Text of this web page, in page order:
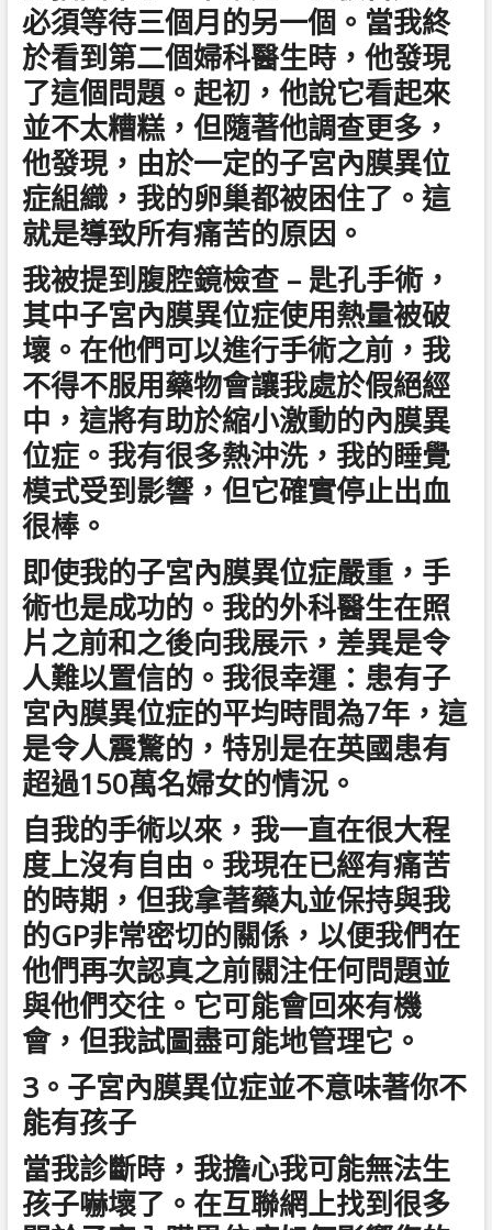
必須等待三個月的另一個。當我終
於看到第二個婦科醫生時，他發現
了這個問題。起初，他說它看起來
並不太糟糕，但隨著他調查更多，
他發現，由於一定的子宮內膜異位
症組織，我的卵巢都被困住了。這
就是導致所有痛苦的原因。
我被提到腹腔鏡檢查 – 匙孔手術，
其中子宮內膜異位症使用熱量被破
壞。在他們可以進行手術之前，我
不得不服用藥物會讓我處於假絕經
中，這將有助於縮小激動的內膜異
位症。我有很多熱沖洗，我的睡覺​​
模式受到影響，但它確實停止出血
很棒。
即使我的子宮內膜異位症嚴重，手
術也是成功的。我的外科醫生在照
片之前和之後向我展示，差異是令
人難以置信的。我很幸運：患有子
宮內膜異位症的平均時間為7年，這
是令人震驚的，特別是在英國患有
超過150萬名婦女的情況。
自我的手術以來，我一直在很大程
度上沒有自由。我現在已經有痛苦
的時期，但我拿著藥丸並保持與我
的GP非常密切的關係，以便我們在
他們再次認真之前關注任何問題並
與他們交往。它可能會回來有機
會，但我試圖盡可能地管理它。
3。子宮內膜異位症並不意味著你不
能有孩子
當我診斷時，我擔心我可能無法生
孩子嚇壞了。在互聯網上找到很多